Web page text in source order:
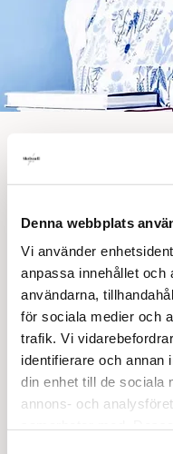
Denna webbplats
Vi använder
anpassa innehållet och
användarna,
för sociala medier och
trafik. Vi
identifierare och annan
din enhet till de sociala
annons- och
SKRIV- och
Toscana
Haag
Fem dagar i hjärtat av
anrik vingård med Martina
för både bok och film.
med vinprovningskvällar
mat. Anmäl ditt intresse
med att få mer
är klart.